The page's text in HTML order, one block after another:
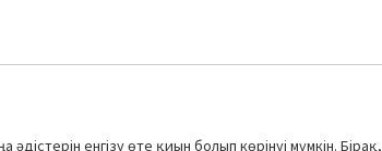
енгізу өте қиын болып көрінуі мүмкін. Бірақ,